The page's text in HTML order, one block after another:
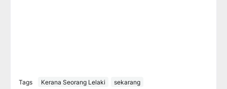
Tags Kerana Seorang Lelaki sekarang